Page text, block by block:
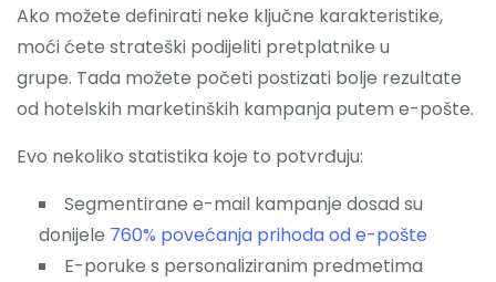
Ako možete definirati neke ključne karakteristike,
moći ćete strateški podijeliti pretplatnike u
grupe. Tada možete početi postizati bolje rezultate
od hotelskih marketinških kampanja putem e-pošte.
Evo nekoliko statistika koje to potvrđuju:
Segmentirane e-mail kampanje dosad su
donijele 760% povećanja prihoda od e-pošte
E-poruke s personaliziranim predmetima